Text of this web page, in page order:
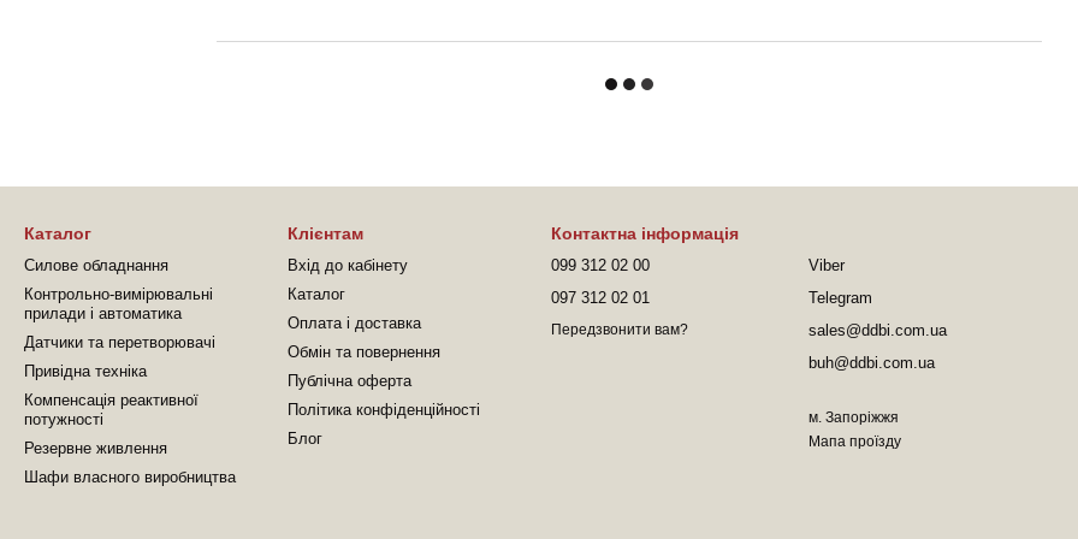
Каталог
Силове обладнання
Контрольно-вимірювальні
прилади і автоматика
Датчики та перетворювачі
Привідна техніка
Компенсація реактивної
потужності
Резервне живлення
Шафи власного виробництва
Клієнтам
Вхід до кабінету
Каталог
Оплата і доставка
Обмін та повернення
Публічна оферта
Політика конфіденційності
Блог
Контактна інформація
099 312 02 00
097 312 02 01
Передзвонити вам?
Viber
Telegram
sales@ddbi.com.ua
buh@ddbi.com.ua
м. Запоріжжя
Мапа проїзду